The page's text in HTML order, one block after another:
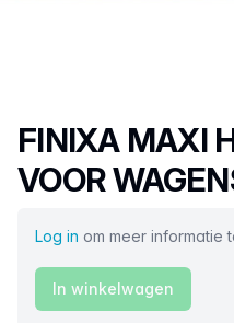
FINIXA MAXI
VOOR
Log in om meer informatie
In winkelwagen